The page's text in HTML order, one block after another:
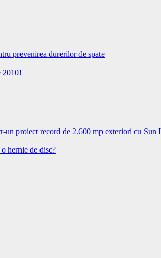
prevenirea durerilor de spate
2010!
un proiect record de 2.600 mp exteriori cu Sun
hernie de disc?